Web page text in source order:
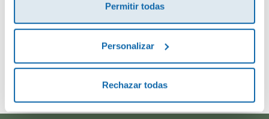
Permitir todas
Personalizar
Rechazar todas
Envía tu opinión